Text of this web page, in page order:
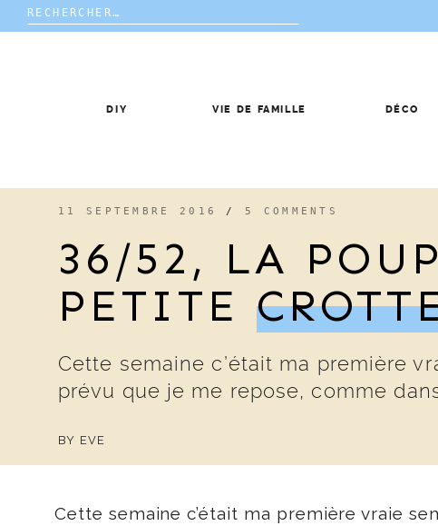
Rechercher :
DIY VIE DE FAMILLE DÉCO
11 SEPTEMBRE 2016 /5 COMMENTS
36/52, LA
PETITE
Cette semaine c’était ma première
prévu que je me repose, comme
BY EVE
Cette semaine c’était ma première vraie